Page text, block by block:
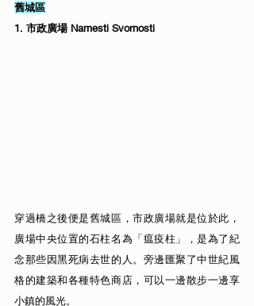
舊城區
1. 市政廣場 Namesti Svornosti
穿過橋之後便是舊城區，市政廣場就是位於此，
廣場中央位置的石柱名為「瘟疫柱」，是為了紀
念那些因黑死病去世的人。旁邊匯聚了中世紀風
格的建築和各種特色商店，可以一邊散步一邊享
小鎮的風光。